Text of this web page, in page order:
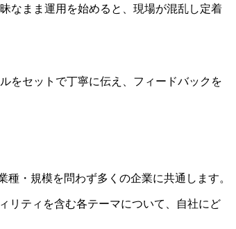
なまま運用を始めると、現場が混乱し定着
をセットで丁寧に伝え、フィードバックを
・規模を問わず多くの企業に共通します。
リティを含む各テーマについて、自社にど